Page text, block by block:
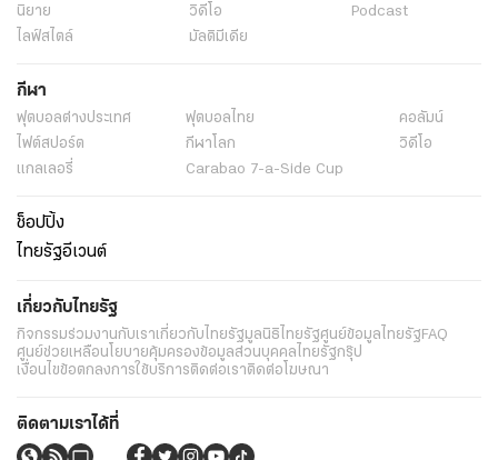
นิยาย
วิดีโอ
Podcast
ไลฟ์สไตล์
มัลติมีเดีย
กีฬา
ฟุตบอลต่่างประเทศ ฟุตบอลไทย
คอลัมน์
ไฟต์สปอร์ต
กีฬาโลก
วิดีโอ
แกลเลอรี่
Carabao 7-a-Side Cup
ช็อปปิ้ง
ไทยรัฐอีเวนต์
เกี่ยวกับไทยรัฐ
กิจกรรมร่วมงานกับเราเกี่ยวกับไทยรัฐมูลนิธิไทยรัฐศูนย์ข้อมูลไทยรัฐFAQ
ศูนย์ช่วยเหลือนโยบายคุ้มครองข้อมูลส่วนบุคคลไทยรัฐกรุ๊ป
เงื่อนไขข้อตกลงการใช้บริการติดต่อเราติดต่อโฆษณา
ติดตามเราได้ที่